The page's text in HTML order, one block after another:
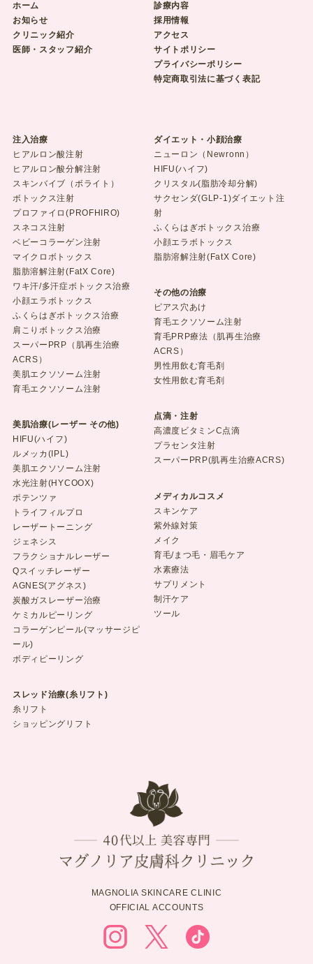
ホーム
お知らせ
クリニック紹介
医師・スタッフ紹介
診療内容
採用情報
アクセス
サイトポリシー
プライバシーポリシー
特定商取引法に基づく表記
注入治療
ヒアルロン酸注射
ヒアルロン酸分解注射
スキンバイブ（ボライト）
ボトックス注射
プロファイロ(PROFHIRO)
スネコス注射
ベビーコラーゲン注射
マイクロボトックス
脂肪溶解注射(FatX Core)
ワキ汗/多汗症ボトックス治療
小顔エラボトックス
ふくらはぎボトックス治療
肩こりボトックス治療
スーパーPRP（肌再生治療
ACRS）
美肌エクソソーム注射
育毛エクソソーム注射
美肌治療(レーザー その他)
HIFU(ハイフ)
ルメッカ(IPL)
美肌エクソソーム注射
水光注射(HYCOOX)
ポテンツァ
トライフィルプロ
レーザートーニング
ジェネシス
フラクショナルレーザー
Qスイッチレーザー
AGNES(アグネス)
炭酸ガスレーザー治療
ケミカルピーリング
コラーゲンピール(マッサージピ
ール)
ボディピーリング
スレッド治療(糸リフト)
糸リフト
ショッピングリフト
ダイエット・小顔治療
ニューロン（Newronn）
HIFU(ハイフ)
クリスタル(脂肪冷却分解)
サクセンダ(GLP-1)ダイエット注
射
ふくらはぎボトックス治療
小顔エラボトックス
脂肪溶解注射(FatX Core)
その他の治療
ピアス穴あけ
育毛エクソソーム注射
育毛PRP療法（肌再生治療
ACRS）
男性用飲む育毛剤
女性用飲む育毛剤
点滴・注射
高濃度ビタミンC点滴
プラセンタ注射
スーパーPRP(肌再生治療ACRS)
メディカルコスメ
スキンケア
紫外線対策
メイク
育毛/まつ毛・眉毛ケア
水素療法
サプリメント
制汗ケア
ツール
MAGNOLIA SKINCARE CLINIC
OFFICIAL ACCOUNTS